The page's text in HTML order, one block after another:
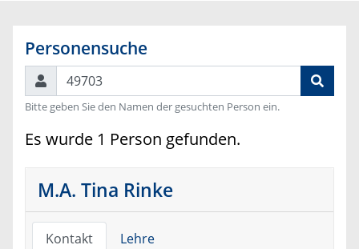
Personensuche
Suchen
Bitte geben Sie den Namen der gesuchten Person ein.
Es wurde 1 Person gefunden.
M.A. Tina Rinke
Kontakt Lehre